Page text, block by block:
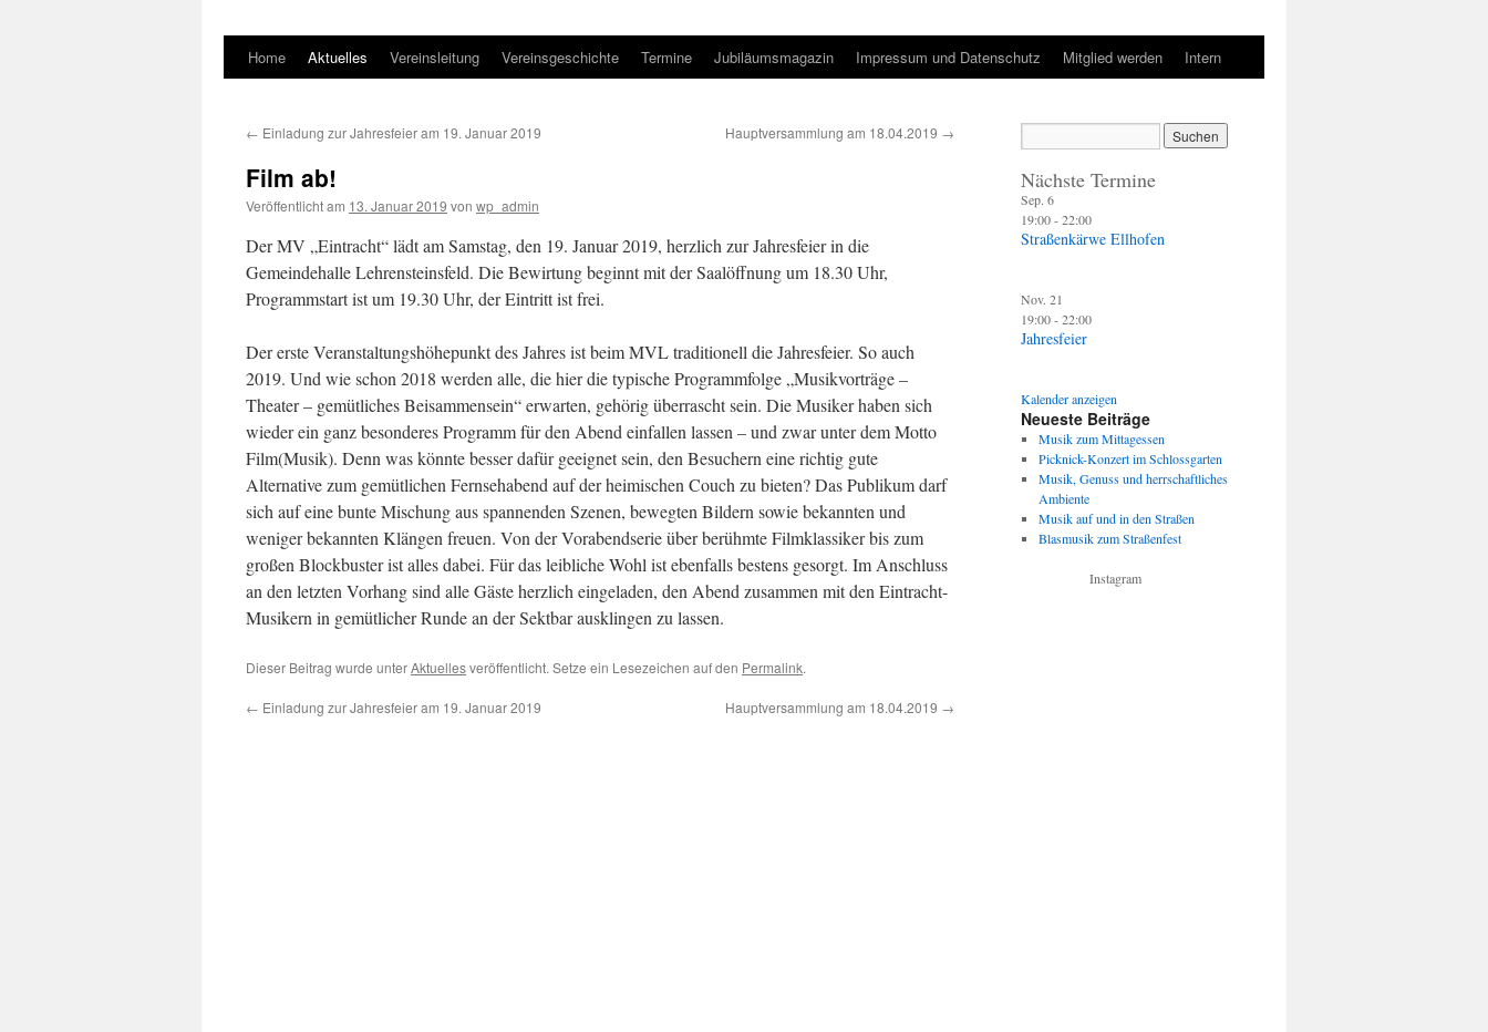
Home Aktuelles Vereinsleitung Vereinsgeschichte Termine Jubiläumsmagazin Impressum und Datenschutz Mitglied werden Intern
← Einladung zur Jahresfeier am 19. Januar 2019 Hauptversammlung am 18.04.2019 →
Film ab!
Veröffentlicht am 13. Januar 2019 von wp_admin
Der MV „Eintracht“ lädt am Samstag, den 19. Januar 2019, herzlich zur Jahresfeier in die
Gemeindehalle Lehrensteinsfeld. Die Bewirtung beginnt mit der Saalöffnung um 18.30 Uhr,
Programmstart ist um 19.30 Uhr, der Eintritt ist frei.
Der erste Veranstaltungshöhepunkt des Jahres ist beim MVL traditionell die Jahresfeier. So auch
2019. Und wie schon 2018 werden alle, die hier die typische Programmfolge „Musikvorträge –
Theater – gemütliches Beisammensein“ erwarten, gehörig überrascht sein. Die Musiker haben sich
wieder ein ganz besonderes Programm für den Abend einfallen lassen – und zwar unter dem Motto
Film(Musik). Denn was könnte besser dafür geeignet sein, den Besuchern eine richtig gute
Alternative zum gemütlichen Fernsehabend auf der heimischen Couch zu bieten? Das Publikum darf
sich auf eine bunte Mischung aus spannenden Szenen, bewegten Bildern sowie bekannten und
weniger bekannten Klängen freuen. Von der Vorabendserie über berühmte Filmklassiker bis zum
großen Blockbuster ist alles dabei. Für das leibliche Wohl ist ebenfalls bestens gesorgt. Im Anschluss
an den letzten Vorhang sind alle Gäste herzlich eingeladen, den Abend zusammen mit den Eintracht-
Musikern in gemütlicher Runde an der Sektbar ausklingen zu lassen.
Dieser Beitrag wurde unterAktuellesveröffentlicht. Setze ein Lesezeichen auf den Permalink.
← Einladung zur Jahresfeier am 19. Januar 2019 Hauptversammlung am 18.04.2019 →
Nächste Termine
Sep. 6
19:00-22:00
Straßenkärwe Ellhofen
Nov. 21
19:00-22:00
Jahresfeier
Kalender anzeigen
Neueste Beiträge
Musik zum Mittagessen
Picknick-Konzert im Schlossgarten
Musik, Genuss und herrschaftliches
Ambiente
Musik auf und in den Straßen
Blasmusik zum Straßenfest
Instagram